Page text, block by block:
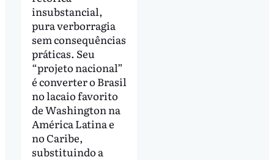
insubstancial,
pura verborragia
sem consequências
práticas. Seu
“projeto nacional”
é converter o Brasil
no lacaio favorito
de Washington na
América Latina e
no Caribe,
substituindo a